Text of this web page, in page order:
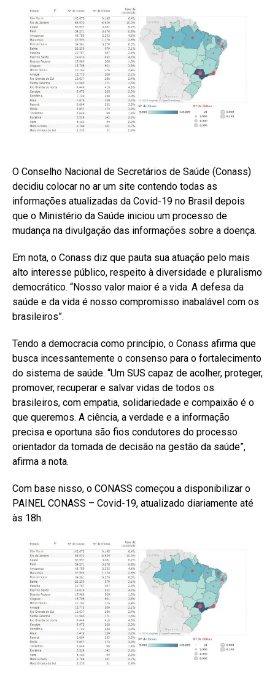
O Conselho Nacional de Secretários de Saúde (Conass)
decidiu colocar no ar um site contendo todas as
informações atualizadas da Covid-19 no Brasil depois
que o Ministério da Saúde iniciou um processo de
mudança na divulgação das informações sobre a doença.
Em nota, o Conass diz que pauta sua atuação pelo mais
alto interesse público, respeito à diversidade e pluralismo
democrático. “Nosso valor maior é a vida. A defesa da
saúde e da vida é nosso compromisso inabalável com os
brasileiros”.
Tendo a democracia como princípio, o Conass afirma que
busca incessantemente o consenso para o fortalecimento
do sistema de saúde. “Um SUS capaz de acolher, proteger,
promover, recuperar e salvar vidas de todos os
brasileiros, com empatia, solidariedade e compaixão é o
que queremos. A ciência, a verdade e a informação
precisa e oportuna são fios condutores do processo
orientador da tomada de decisão na gestão da saúde”,
afirma a nota.
Com base nisso, o CONASS começou a disponibilizar o
PAINEL CONASS – Covid-19, atualizado diariamente até
às 18h.